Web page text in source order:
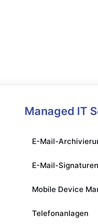
Managed IT
E-Mail-
E-Mail-
Mobile Device
Telefonanlagen